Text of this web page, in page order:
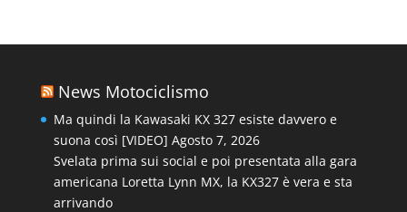
News Motociclismo
Ma quindi la Kawasaki KX 327 esiste davvero e
suona così [VIDEO] Agosto 7, 2026
Svelata prima sui social e poi presentata alla gara
americana Loretta Lynn MX, la KX327 è vera e sta
arrivando